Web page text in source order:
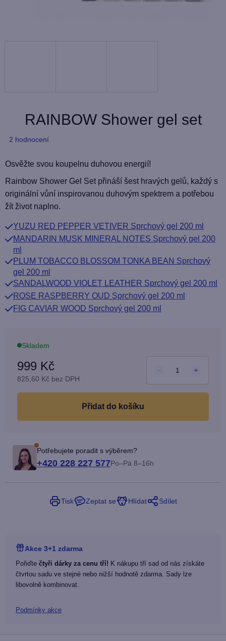
RAINBOW Shower gel set
Průměrné
produktu
je
5,0
z
hvězdiček.
2 hodnocení
Osvěžte svou koupelnu duhovou energií!
Rainbow Shower Gel Set přináší šest hravých gelů, každý s
originální vůní inspirovanou duhovým spektrem a potřebou
žít život naplno.
YUZU RED PEPPER VETIVER Sprchový gel 200 ml
MANDARIN MUSK MINERAL NOTES Sprchový gel 200
ml
PLUM TOBACCO BLOSSOM TONKA BEAN Sprchový
gel 200 ml
SANDALWOOD VIOLET LEATHER Sprchový gel 200 ml
ROSE RASPBERRY OUD Sprchový gel 200 ml
FIG CAVIAR WOOD Sprchový gel 200 ml
999 Kč
825,60 Kč bez DPH
cena:
Skladem
do košíku
Potřebujete poradit s výběrem?
+420 228 227 577Po–Pá 8–16h
Tisk Zeptat se Hlídat Sdílet
Akce 3+1 zdarma
Pořiďte čtyři dárky za cenu tří! K nákupu tří sad od nás získáte
čtvrtou sadu ve stejné nebo nižší hodnotě zdarma. Sady lze
libovolně kombinovat.
Podmínky akce